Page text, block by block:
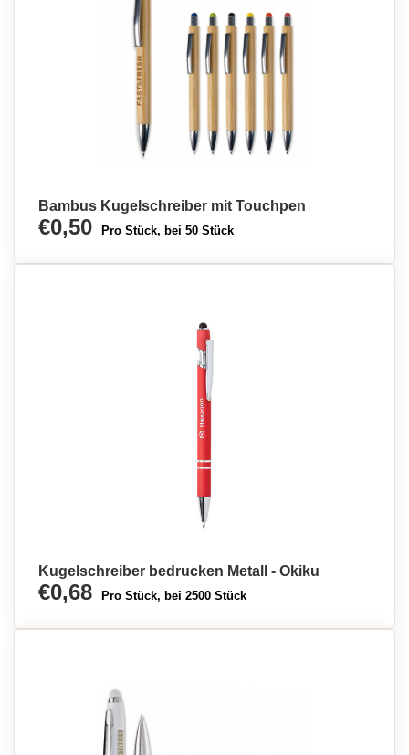
Bambus Kugelschreiber mit Touchpen
€0,50 Pro Stück, bei 50 Stück
Kugelschreiber bedrucken Metall - Okiku
€0,68 Pro Stück, bei 2500 Stück